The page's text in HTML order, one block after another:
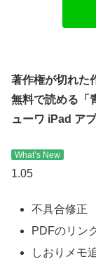
著作権が切れた
無料で読める「
ューワ iPad ア
What’s New
1.05
不具合修正
PDFのリン
しおりメモ